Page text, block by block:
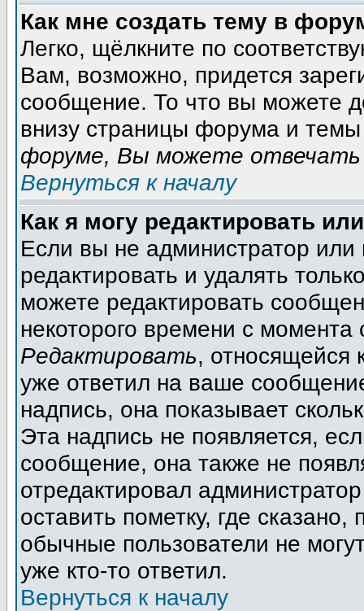
Как мне создать тему в
Легко, щёлкните по
Вам, возможно, придется
сообщение. То что вы можете
внизу страницы форума и
форуме, Вы можете отвечать
Вернуться к началу
Как я могу редактировать
Если вы не администратор
редактировать и удалять
можете редактировать
некоторого времени с момента
Редактировать, относящейся
уже ответил на ваше
надпись, она показывает
Эта надпись не появляется,
сообщение, она также не
отредактировал
оставить пометку, где
обычные пользователи не
уже кто-то ответил.
Вернуться к началу